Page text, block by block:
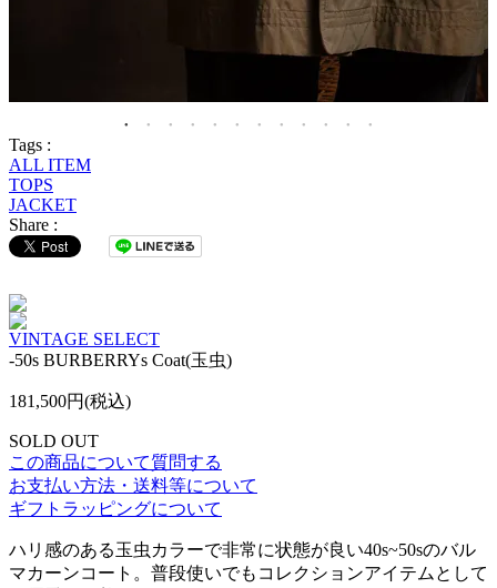
Tags :
ALL ITEM
TOPS
JACKET
Share :
VINTAGE SELECT
-50s BURBERRYs Coat(玉虫)
181,500円(税込)
SOLD OUT
この商品について質問する
お支払い方法・送料等について
ギフトラッピングについて
ハリ感のある玉虫カラーで非常に状態が良い40s~50sのバル
マカーンコート。普段使いでもコレクションアイテムとして